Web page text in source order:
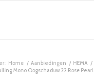
Home / Aanbiedingen / HEMA /
Mono Oogschaduw 22 Rose Pearl